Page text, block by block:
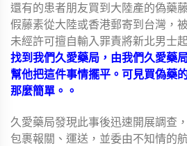
還有的患者朋友買到大陸產的偽藥
假藤素從大陸或香港郵寄到台灣，
未經許可擅自輸入罪責將新北男士
找到我們久愛藥局，由我們久愛藥
幫他把這件事情擺平。可見買偽藥
那麼簡單。。
久愛藥局發現此事後迅速開展調查
包裹報關、運送，並委由不知情的